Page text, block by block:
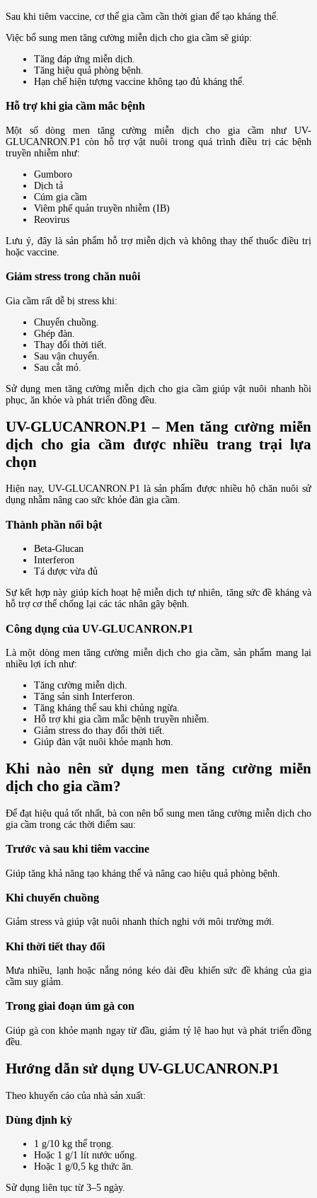
Sau khi tiêm vaccine, cơ thể gia cầm cần thời gian để tạo kháng thể.
Việc bổ sung men tăng cường miễn dịch cho gia cầm sẽ giúp:
Tăng đáp ứng miễn dịch.
Tăng hiệu quả phòng bệnh.
Hạn chế hiện tượng vaccine không tạo đủ kháng thể.
Hỗ trợ khi gia cầm mắc bệnh
Một số dòng men tăng cường miễn dịch cho gia cầm như UV-
GLUCANRON.P1 còn hỗ trợ vật nuôi trong quá trình điều trị các bệnh
truyền nhiễm như:
Gumboro
Dịch tả
Cúm gia cầm
Viêm phế quản truyền nhiễm (IB)
Reovirus
Lưu ý, đây là sản phẩm hỗ trợ miễn dịch và không thay thế thuốc điều trị
hoặc vaccine.
Giảm stress trong chăn nuôi
Gia cầm rất dễ bị stress khi:
Chuyển chuồng.
Ghép đàn.
Thay đổi thời tiết.
Sau vận chuyển.
Sau cắt mỏ.
Sử dụng men tăng cường miễn dịch cho gia cầm giúp vật nuôi nhanh hồi
phục, ăn khỏe và phát triển đồng đều.
UV-GLUCANRON.P1 – Men tăng cường miễn
dịch cho gia cầm được nhiều trang trại lựa
chọn
Hiện nay, UV-GLUCANRON.P1 là sản phẩm được nhiều hộ chăn nuôi sử
dụng nhằm nâng cao sức khỏe đàn gia cầm.
Thành phần nổi bật
Beta-Glucan
Interferon
Tá dược vừa đủ
Sự kết hợp này giúp kích hoạt hệ miễn dịch tự nhiên, tăng sức đề kháng và
hỗ trợ cơ thể chống lại các tác nhân gây bệnh.
Công dụng của UV-GLUCANRON.P1
Là một dòng men tăng cường miễn dịch cho gia cầm, sản phẩm mang lại
nhiều lợi ích như:
Tăng cường miễn dịch.
Tăng sản sinh Interferon.
Tăng kháng thể sau khi chủng ngừa.
Hỗ trợ khi gia cầm mắc bệnh truyền nhiễm.
Giảm stress do thay đổi thời tiết.
Giúp đàn vật nuôi khỏe mạnh hơn.
Khi nào nên sử dụng men tăng cường miễn
dịch cho gia cầm?
Để đạt hiệu quả tốt nhất, bà con nên bổ sung men tăng cường miễn dịch cho
gia cầm trong các thời điểm sau:
Trước và sau khi tiêm vaccine
Giúp tăng khả năng tạo kháng thể và nâng cao hiệu quả phòng bệnh.
Khi chuyển chuồng
Giảm stress và giúp vật nuôi nhanh thích nghi với môi trường mới.
Khi thời tiết thay đổi
Mưa nhiều, lạnh hoặc nắng nóng kéo dài đều khiến sức đề kháng của gia
cầm suy giảm.
Trong giai đoạn úm gà con
Giúp gà con khỏe mạnh ngay từ đầu, giảm tỷ lệ hao hụt và phát triển đồng
đều.
Hướng dẫn sử dụng UV-GLUCANRON.P1
Theo khuyến cáo của nhà sản xuất:
Dùng định kỳ
1 g/10 kg thể trọng.
Hoặc 1 g/1 lít nước uống.
Hoặc 1 g/0,5 kg thức ăn.
Sử dụng liên tục từ 3–5 ngày.